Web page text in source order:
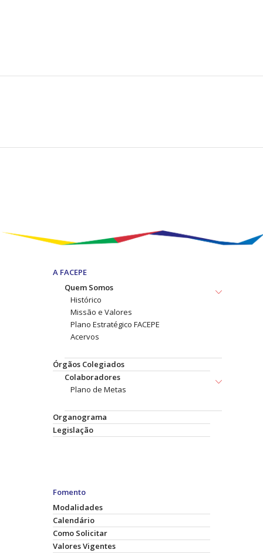
A FACEPE
Quem Somos
Histórico
Missão e Valores
Plano Estratégico FACEPE
Acervos
Órgãos Colegiados
Colaboradores
Plano de Metas
Organograma
Legislação
Fomento
Modalidades
Calendário
Como Solicitar
Valores Vigentes